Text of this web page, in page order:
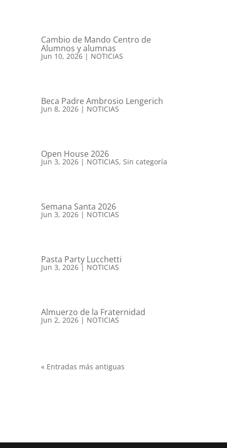
Cambio de Mando Centro de
Alumnos y alumnas
Jun 10, 2026| NOTICIAS
Beca Padre Ambrosio Lengerich
Jun 8, 2026| NOTICIAS
Open House 2026
Jun 3, 2026| NOTICIAS, Sin categoría
Semana Santa 2026
Jun 3, 2026| NOTICIAS
Pasta Party Lucchetti
Jun 3, 2026| NOTICIAS
Almuerzo de la Fraternidad
Jun 2, 2026| NOTICIAS
« Entradas más antiguas